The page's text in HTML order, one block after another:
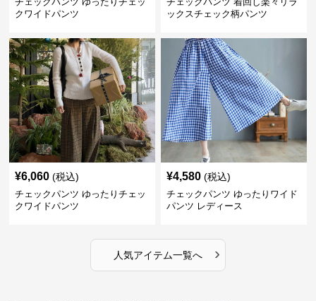
クワイドパンツ
ックスチェック柄パンツ
¥6,060 (税込)
チェックパンツ ゆったりチェッ
クワイドパンツ
¥4,580 (税込)
チェックパンツ ゆったりワイド
パンツ レディース
人気アイテム一覧へ ›